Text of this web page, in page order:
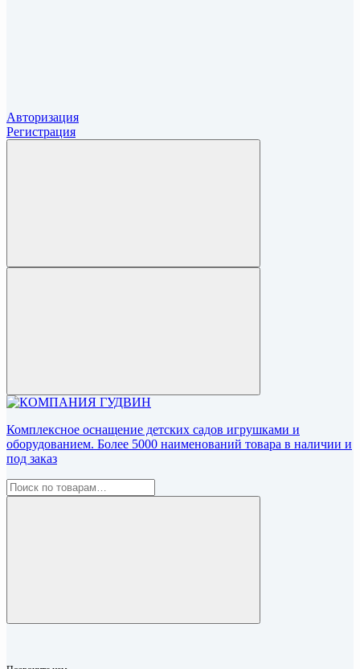
Авторизация
Регистрация
Комплексное оснащение детских садов игрушками и
оборудованием. Более 5000 наименований товара в наличии и
под заказ